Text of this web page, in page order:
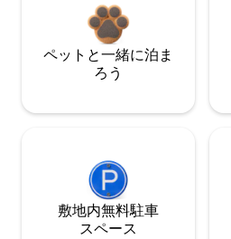
ペットと一緒に泊ま
ろう
敷地内無料駐⁠車
ス⁠ペ⁠ー⁠ス